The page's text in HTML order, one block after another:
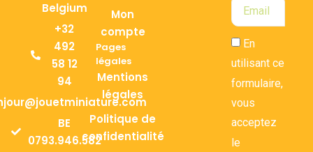
Belgium
+32
492
58 12
94
BE
0793.946.582
Mon
compte
Pages
légales
Mentions
légales
Politique de
confidentialité
En
utilisant ce
formulaire,
vous
acceptez
le